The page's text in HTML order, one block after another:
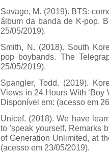
Savage, M. (2019). BTS:
álbum da banda de K-pop.
25/05/2019).
Smith, N. (2018). South
pop boybands. The
25/05/2019).
Spangler, Todd. (2019).
Views in 24 Hours With ‘Boy
Disponível em: (acesso em
Unicef. (2018). We have
to 'speak yourself. Remarks
of Generation Unlimited, at
(acesso em 23/05/2019).